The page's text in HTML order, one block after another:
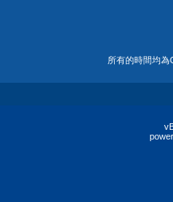
所有的時間均為